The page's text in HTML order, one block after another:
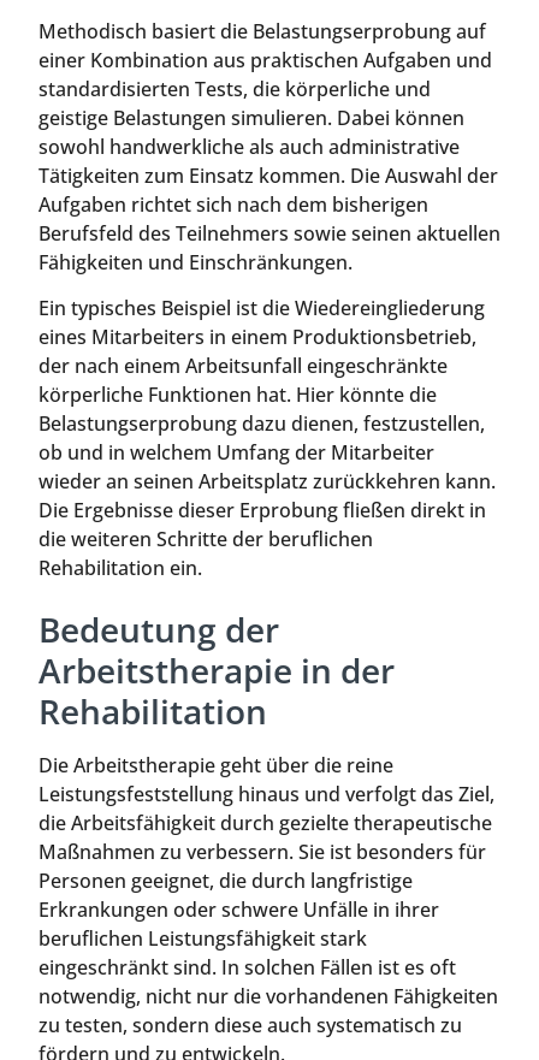
Methodisch basiert die Belastungserprobung auf
einer Kombination aus praktischen Aufgaben und
standardisierten Tests, die körperliche und
geistige Belastungen simulieren. Dabei können
sowohl handwerkliche als auch administrative
Tätigkeiten zum Einsatz kommen. Die Auswahl der
Aufgaben richtet sich nach dem bisherigen
Berufsfeld des Teilnehmers sowie seinen aktuellen
Fähigkeiten und Einschränkungen.
Ein typisches Beispiel ist die Wiedereingliederung
eines Mitarbeiters in einem Produktionsbetrieb,
der nach einem Arbeitsunfall eingeschränkte
körperliche Funktionen hat. Hier könnte die
Belastungserprobung dazu dienen, festzustellen,
ob und in welchem Umfang der Mitarbeiter
wieder an seinen Arbeitsplatz zurückkehren kann.
Die Ergebnisse dieser Erprobung fließen direkt in
die weiteren Schritte der beruflichen
Rehabilitation ein.
Bedeutung der
Arbeitstherapie in der
Rehabilitation
Die Arbeitstherapie geht über die reine
Leistungsfeststellung hinaus und verfolgt das Ziel,
die Arbeitsfähigkeit durch gezielte therapeutische
Maßnahmen zu verbessern. Sie ist besonders für
Personen geeignet, die durch langfristige
Erkrankungen oder schwere Unfälle in ihrer
beruflichen Leistungsfähigkeit stark
eingeschränkt sind. In solchen Fällen ist es oft
notwendig, nicht nur die vorhandenen Fähigkeiten
zu testen, sondern diese auch systematisch zu
fördern und zu entwickeln.